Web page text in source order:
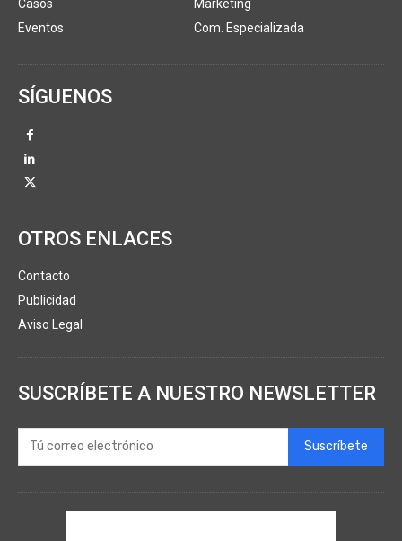
Casos
Eventos
Marketing
Com. Especializada
SÍGUENOS
OTROS ENLACES
Contacto
Publicidad
Aviso Legal
SUSCRÍBETE A NUESTRO NEWSLETTER
Suscríbete